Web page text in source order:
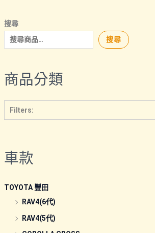
搜尋
搜尋
商品分類
Filters:
車款
TOYOTA 豐田
RAV4(6代)
RAV4(5代)